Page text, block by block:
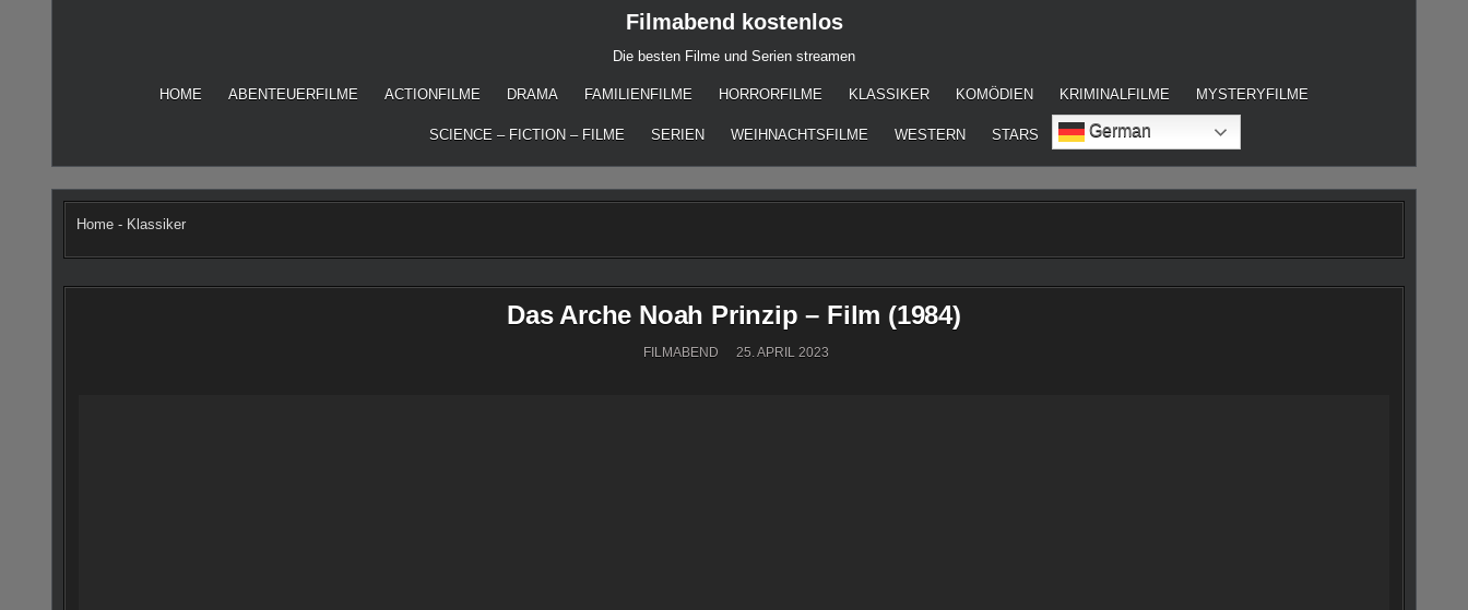
Filmabend kostenlos
Die besten Filme und Serien streamen
HOME ABENTEUERFILME ACTIONFILME DRAMA FAMILIENFILME HORRORFILME KLASSIKER KOMÖDIEN KRIMINALFILME MYSTERYFILME
SCIENCE – FICTION – FILME SERIEN WEIHNACHTSFILME WESTERN STARS German
Home - Klassiker
Das Arche Noah Prinzip – Film (1984)
FILMABEND 25. APRIL 2023